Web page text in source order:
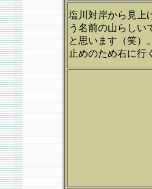
塩川対岸から見上
う名前の山らしい
と思います（笑）
止めのため右に行